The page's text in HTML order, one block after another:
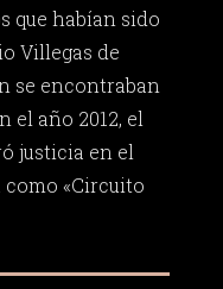
que habían sido
Villegas de
se encontraban
el año 2012, el
justicia en el
«Circuito